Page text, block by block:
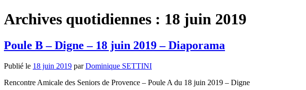
Archives quotidiennes : 18 juin 2019
Poule B – Digne – 18 juin 2019 – Diaporama
Publié le 18 juin 2019 par Dominique SETTINI
Rencontre Amicale des Seniors de Provence – Poule A du 18 juin 2019 – Digne